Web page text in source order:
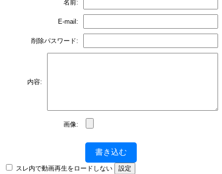
名前:
E-mail:
削除パスワード:
内容:
画像:
書き込む
スレ内で動画再生をロードしない